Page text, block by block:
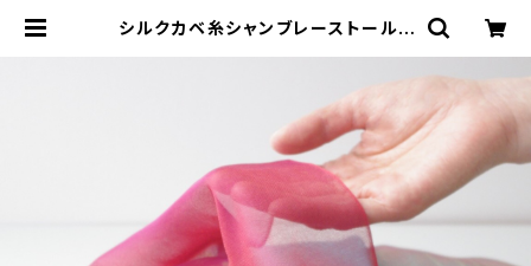
シルクカベ糸シャンブレーストール |